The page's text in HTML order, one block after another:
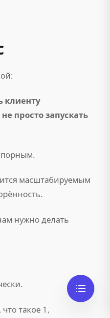
клиенту
просто запускать
масштабируемым
нужно делать
такое 1,